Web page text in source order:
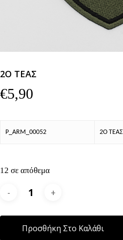
2Ο ΤΕΑΣ
€5,90
P_ARM_00052 2Ο ΤΕΑΣ
12 σε απόθεμα
Προσθήκη Στο Καλάθι